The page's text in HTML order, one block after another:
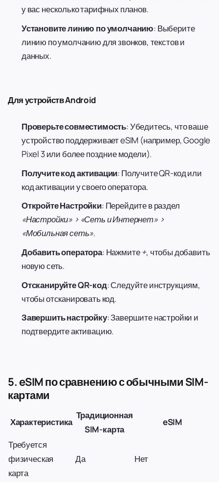
у вас несколько тарифных планов.
Установите линию по умолчанию: Выберите
линию по умолчанию для звонков, текстов и
данных.
Для устройств Android
Проверьте совместимость: Убедитесь, что ваше
устройство поддерживает eSIM (например, Google
Pixel 3 или более поздние модели).
Получите код активации: Получите QR-код или
код активации у своего оператора.
Откройте Настройки: Перейдите в раздел
«Настройки» > «Сеть и Интернет» >
«Мобильная сеть».
Добавить оператора: Нажмите+, чтобы добавить
новую сеть.
Отсканируйте QR-код: Следуйте инструкциям,
чтобы отсканировать код.
Завершить настройку: Завершите настройки и
подтвердите активацию.
5. eSIM по сравнению с обычными SIM-
картами
Характеристика
Традиционная
SIM-карта
eSIM
Требуется
физическая
карта
Да Нет